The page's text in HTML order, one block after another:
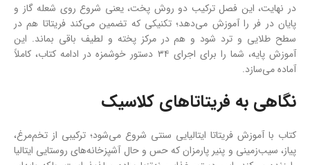
در نهایت، این فصل ترکیب دو روش پخت، یعنی شروع روی شعله گاز و
پایان در فر را آموزش می‌دهد؛ تکنیکی که تضمین می‌کند فریتاتا هم در
سطح طلایی و ترد شود و هم در مرکز پخته و لطیف باقی بماند. این
آموزش پایه، شما را برای اجرای ۳۴ دستور خوشمزه در ادامه کتاب، کاملاً
آماده می‌سازد.
نگاهی به فریتاتاهای کلاسیک
کتاب با آموزش فریتاتا ایتالیایی سنتی شروع می‌شود؛ ترکیبی از تخم‌مرغ،
پیاز، سیب‌زمینی و پنیر پارمزان که حس و حال آشپزخانه‌های روستایی ایتالیا